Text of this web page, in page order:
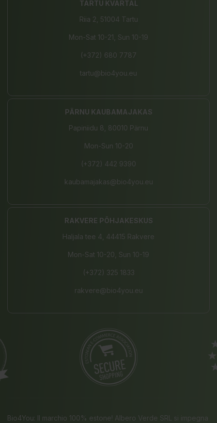
TARTU KVARTAL
Riia 2, 51004 Tartu
Mon-Sat 10-21, Sun 10-19
(+372) 680 7787
tartu@bio4you.eu
PÄRNU KAUBAMAJAKAS
Papiniidu 8, 80010 Pärnu
Mon-Sun 10-20
(+372) 442 9390
kaubamajakas@bio4you.eu
RAKVERE PÕHJAKESKUS
Haljala tee 4, 44415 Rakvere
Mon-Sat 10-20, Sun 10-19
(+372) 325 1833
rakvere@bio4you.eu
Bio4You: Il marchio 100% estone! Albero Verde SRL si impegna